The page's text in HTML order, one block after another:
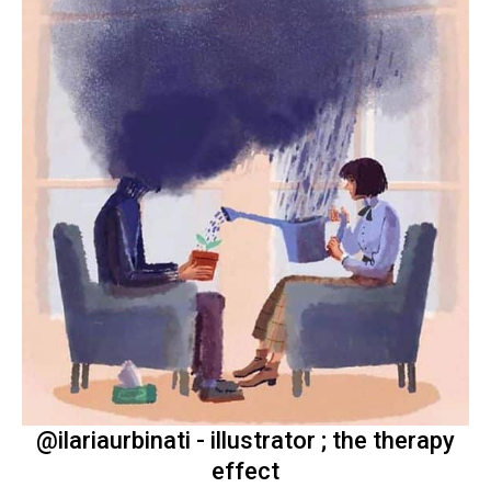
@ilariaurbinati - illustrator ; the therapy
effect